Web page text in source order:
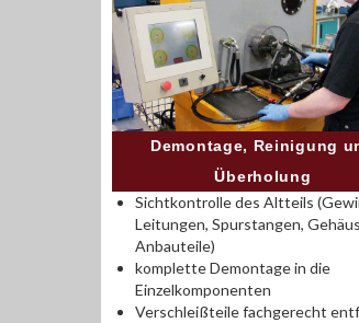
Demontage, Reinigung
Überholung
Sichtkontrolle des Altteils
Leitungen, Spurstangen,
Anbauteile)
komplette Demontage in die
Einzelkomponenten
Verschleißteile fachgerecht